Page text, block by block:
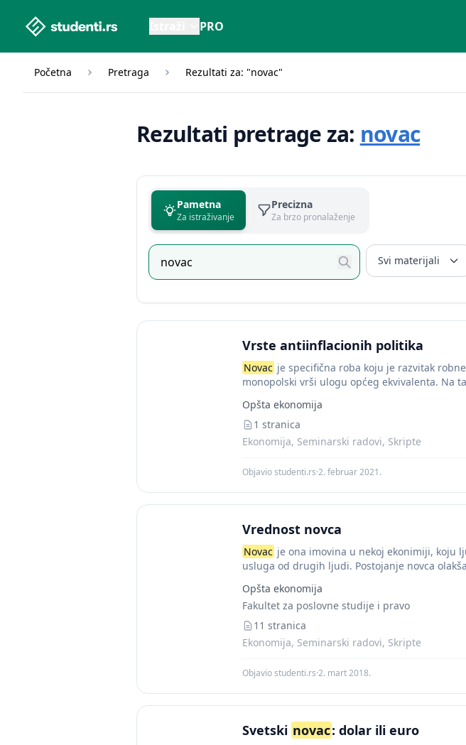
studenti.rs home page PRO
Početna Pretraga Rezultati za: "novac"
Rezultati pretrage za: novac
Pametna
Za istraživanje
Precizna
Za brzo pronalaženje
Svi materijali
Vrste antiinflacionih politika
Novac je specifična roba koju je razvitak
monopolski vrši ulogu općeg ekvivalenta. Na
Opšta ekonomija
1 stranica
Ekonomija, Seminarski radovi, Skripte
Objavio studenti.rs·2. februar 2021.
Vrednost novca
Novac je ona imovina u nekoj ekonimiji, koju
usluga od drugih ljudi. Postojanje novca
Opšta ekonomija
Fakultet za poslovne studije i pravo
11 stranica
Ekonomija, Seminarski radovi, Skripte
Objavio studenti.rs·2. mart 2018.
Svetski novac: dolar ili euro